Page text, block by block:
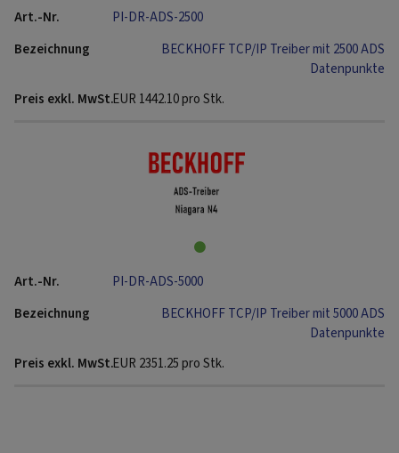
PI-DR-ADS-2500
BECKHOFF TCP/IP Treiber mit 2500 ADS
Datenpunkte
EUR 1442.10pro Stk.
PI-DR-ADS-5000
BECKHOFF TCP/IP Treiber mit 5000 ADS
Datenpunkte
EUR 2351.25pro Stk.